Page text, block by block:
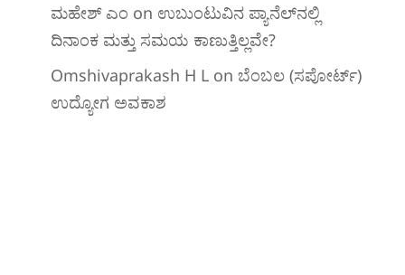
ಮಹೇಶ್ ಎಂ on ಉಬುಂಟುವಿನ ಪ್ಯಾನೆಲ್‌ನಲ್ಲಿ
ದಿನಾಂಕ ಮತ್ತು ಸಮಯ ಕಾಣುತ್ತಿಲ್ಲವೇ?
Omshivaprakash H Lon ಬೆಂಬಲ (ಸಪೋರ್ಟ್)
ಉದ್ಯೋಗ ಅವಕಾಶ